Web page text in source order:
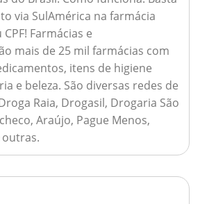
via SulAmérica na farmácia
Farmácias e
mais de 25 mil farmácias com
itens de higiene
e beleza. São diversas redes de
Raia, Drogasil, Drogaria São
Araújo, Pague Menos,
outras.